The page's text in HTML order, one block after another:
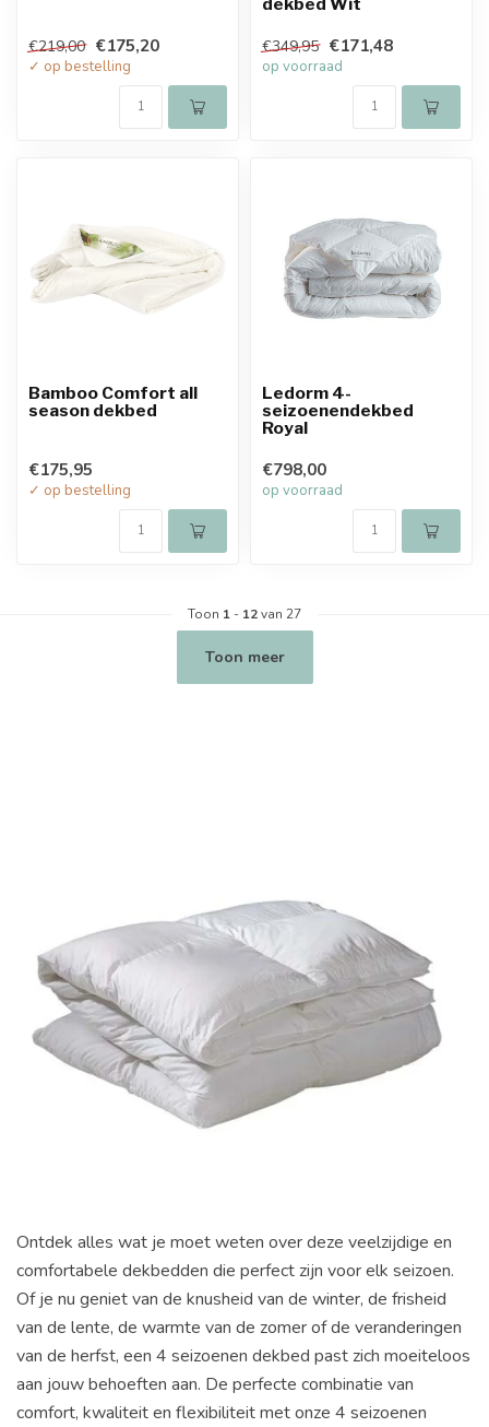
€219,00 €175,20
✓ op bestelling
€349,95 €171,48
op voorraad
Bamboo Comfort all
season dekbed
€175,95
✓ op bestelling
Ledorm 4-
seizoenendekbed
Royal
€798,00
op voorraad
Toon 1 - 12van 27
Toon meer
Ontdek alles wat je moet weten over deze veelzijdige en
comfortabele dekbedden die perfect zijn voor elk seizoen.
Of je nu geniet van de knusheid van de winter, de frisheid
van de lente, de warmte van de zomer of de veranderingen
van de herfst, een 4 seizoenen dekbed past zich moeiteloos
aan jouw behoeften aan. De perfecte combinatie van
comfort, kwaliteit en flexibiliteit met onze 4 seizoenen